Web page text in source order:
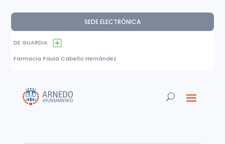
SEDE ELECTRÓNICA
DE GUARDIA
Farmacia Paula Cabello Hernández